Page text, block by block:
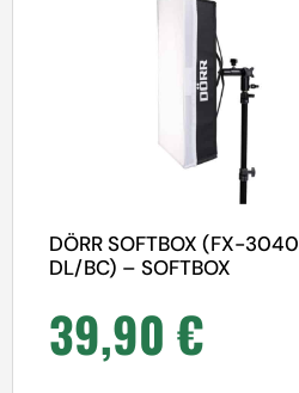
DÖRR SOFTBOX (FX-3040
DL/BC) – SOFTBOX
39,90 €